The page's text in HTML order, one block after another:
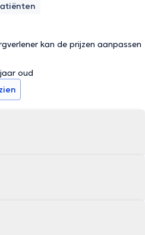
kan de prijzen aanpassen
oud